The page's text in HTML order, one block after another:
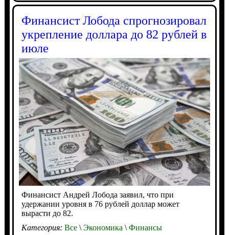
Финансист Лобода спрогнозировал
укрепление доллара до 82 рублей в
июле
Финансист Андрей Лобода заявил, что при
удержании уровня в 76 рублей доллар может
вырасти до 82.
Категория: Все\Экономика \Финансы